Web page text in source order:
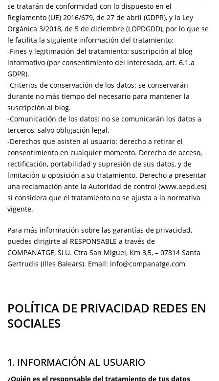
se tratarán de conformidad con lo dispuesto en el
Reglamento (UE) 2016/679, de 27 de abril (GDPR), y la Ley
Orgánica 3/2018, de 5 de diciembre (LOPDGDD), por lo que se
le facilita la siguiente información del tratamiento:
-Fines y legitimación del tratamiento: suscripción al blog
informativo (por consentimiento del interesado, art. 6.1.a
GDPR).
-Criterios de conservación de los datos: se conservarán
durante no más tiempo del necesario para mantener la
suscripción al blog.
-Comunicación de los datos: no se comunicarán los datos a
terceros, salvo obligación legal.
-Derechos que asisten al usuario: derecho a retirar el
consentimiento en cualquier momento. Derecho de acceso,
rectificación, portabilidad y supresión de sus datos, y de
limitación u oposición a su tratamiento. Derecho a presentar
una reclamación ante la Autoridad de control (www.aepd.es)
si considera que el tratamiento no se ajusta a la normativa
vigente.
Para más información sobre las garantías de privacidad,
puedes dirigirte al RESPONSABLE a través de
COMPANATGE, SLU. Ctra San Miguel, Km 3,5, – 07814 Santa
Gertrudis (Illes Balears). Email: info@companatge.com
POLÍTICA DE PRIVACIDAD REDES EN
SOCIALES
1. INFORMACIÓN AL USUARIO
¿Quién es el responsable del tratamiento de tus datos